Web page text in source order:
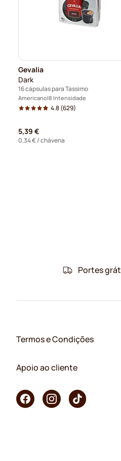
Gevalia
Dark
16 cápsulas para Tassimo
Americano 8 Intensidade
4.8(629)
5,39 €
0,34 €/ chávena
Portes
Termos e Condições
Apoio ao cliente